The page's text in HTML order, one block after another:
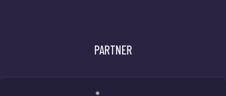
PARTNER